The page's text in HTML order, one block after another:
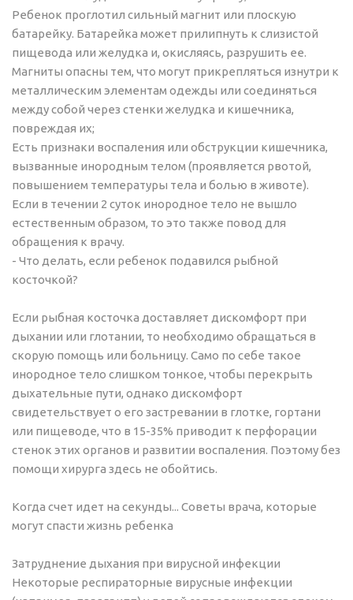
Ребенок проглотил сильный магнит или плоскую
батарейку. Батарейка может прилипнуть к слизистой
пищевода или желудка и, окисляясь, разрушить ее.
Магниты опасны тем, что могут прикрепляться изнутри к
металлическим элементам одежды или соединяться
между собой через стенки желудка и кишечника,
повреждая их;
Есть признаки воспаления или обструкции кишечника,
вызванные инородным телом (проявляется рвотой,
повышением температуры тела и болью в животе).
Если в течении 2 суток инородное тело не вышло
естественным образом, то это также повод для
обращения к врачу.
- Что делать, если ребенок подавился рыбной
косточкой?
Если рыбная косточка доставляет дискомфорт при
дыхании или глотании, то необходимо обращаться в
скорую помощь или больницу. Само по себе такое
инородное тело слишком тонкое, чтобы перекрыть
дыхательные пути, однако дискомфорт
свидетельствует о его застревании в глотке, гортани
или пищеводе, что в 15-35% приводит к перфорации
стенок этих органов и развитии воспаления. Поэтому без
помощи хирурга здесь не обойтись.
Когда счет идет на секунды... Cоветы врача, которые
могут спасти жизнь ребенка
Затруднение дыхания при вирусной инфекции
Некоторые респираторные вирусные инфекции